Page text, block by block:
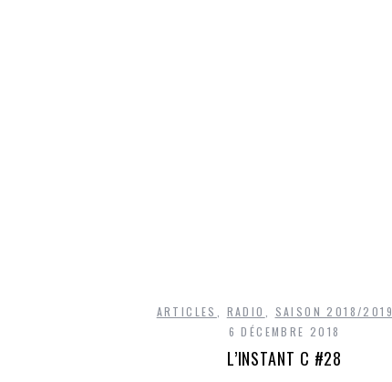
ARTICLES RADIO
SAISON 2018/2019
6 DÉCEMBRE 2018
L’INSTANT C #28